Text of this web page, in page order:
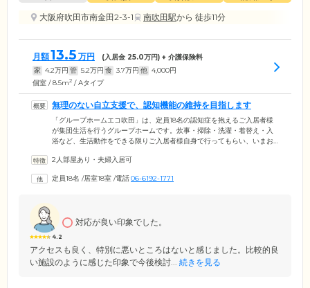
大阪府吹田市南金田2-3-1
南吹田駅から 徒歩11分
月額13.5 万円 (入居金 25.0万円) + 介護保険料
家 4.2万円 管 5.2万円 食 3.7万円 他 4,000円
個室 / 8.5m2 / Aタイプ
無理のない自立支援で、認知機能の維持を目指します
「グループホームエコ吹田」は、定員18名の認知症を抱えるご入居者様
が集団生活を行うグループホームです。炊事・掃除・洗濯・着替え・入
浴など、生活動作をできる限りご入居者様自身で行ってもらい、いまお
す。肩肘張らないアットホームな雰囲気で、2004年3月の開設以来、地
田」駅・大阪市営御堂筋線「江坂」駅から徒歩約12分。ご家族のみなさ
2人部屋あり・夫婦入居可
定員18名 /居室18室 /電話06-6192-1771
4.2
対応が良い印象でした。
アクセスも良く、特別に悪いところはないと感じました。比較的良
い施設のように感じた印象で今後検討... 続きを見る